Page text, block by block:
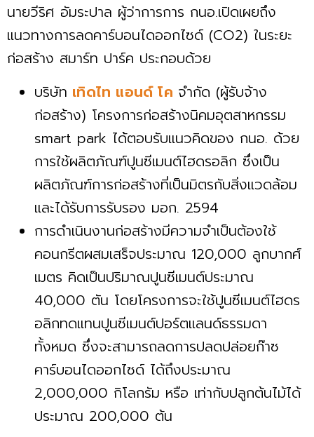
นายวีริศ อัมระปาล ผู้ว่าการการ กนอ.เปิดเผยถึง
แนวทางการลดคาร์บอนไดออกไซด์ (CO2) ในระยะ
ก่อสร้าง สมาร์ท ปาร์ค ประกอบด้วย
บริษัท เทิดไท แอนด์ โค จำกัด (ผู้รับจ้าง
ก่อสร้าง) โครงการก่อสร้างนิคมอุตสาหกรรม
smart park ได้ตอบรับแนวคิดของ กนอ. ด้วย
การใช้ผลิตภัณฑ์ปูนซีเมนต์ไฮดรอลิก ซึ่งเป็น
ผลิตภัณฑ์การก่อสร้างที่เป็นมิตรกับสิ่งแวดล้อม
และได้รับการรับรอง มอก. 2594
การดำเนินงานก่อสร้างมีความจำเป็นต้องใช้
คอนกรีตผสมเสร็จประมาณ 120,000 ลูกบากศ์
เมตร คิดเป็นปริมาณปูนซีเมนต์ประมาณ
40,000 ตัน โดยโครงการจะใช้ปูนซีเมนต์ไฮดร
อลิกทดแทนปูนซีเมนต์ปอร์ตแลนด์ธรรมดา
ทั้งหมด ซึ่งจะสามารถลดการปลดปล่อยก๊าซ
คาร์บอนไดออกไซด์ ได้ถึงประมาณ
2,000,000 กิโลกรัม หรือ เท่ากับปลูกต้นไม้ได้
ประมาณ 200,000 ต้น